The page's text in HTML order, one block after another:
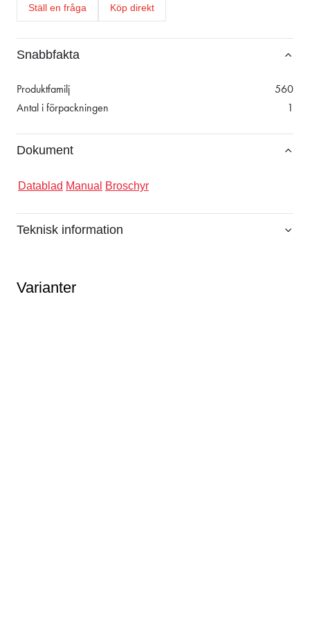
Ställ en fråga Köp direkt
Snabbfakta
Produktfamilj
560
Antal i förpackningen
1
Dokument
Datablad Manual Broschyr
Teknisk information
Varianter